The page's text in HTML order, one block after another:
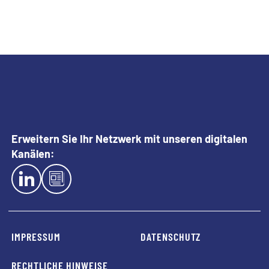
Erweitern Sie Ihr Netzwerk mit unseren digitalen
Kanälen:
EXTERN LINK TO LINKEDIN
EXTERN LINK TO BLOG
IMPRESSUM DATENSCHUTZ
RECHTLICHE HINWEISE